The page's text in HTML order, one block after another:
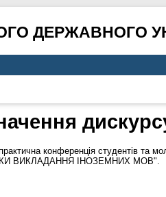
ДЕРЖАВНОГО
конференція студентів та
ВИКЛАДАННЯ ІНОЗЕМНИХ МОВ".